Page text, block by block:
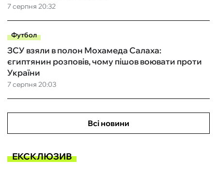
7 серпня 20:32
Футбол
7 серпня 20:03
ЗСУ взяли в полон Мохамеда Салаха:
єгиптянин розповів, чому пішов воювати проти
України
Всі новини
ЕКСКЛЮЗИВ